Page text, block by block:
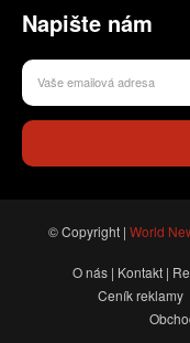
Napište nám
© Copyright | World
O nás | Kontakt |
Ceník reklamy